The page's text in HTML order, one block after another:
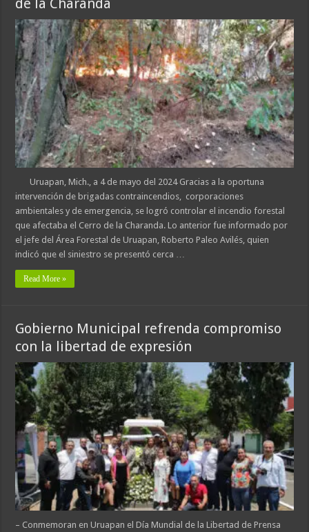
de la Charanda
Uruapan, Mich., a 4 de mayo del 2024 Gracias a la oportuna
intervención de brigadas contraincendios, corporaciones
ambientales y de emergencia, se logró controlar el incendio forestal
que afectaba el Cerro de la Charanda. Lo anterior fue informado por
el jefe del Área Forestal de Uruapan, Roberto Paleo Avilés, quien
indicó que el siniestro se presentó cerca …
Read More »
Gobierno Municipal refrenda compromiso
con la libertad de expresión
– Conmemoran en Uruapan el Día Mundial de la Libertad de Prensa